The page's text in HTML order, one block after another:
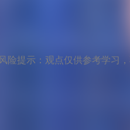
风险提示：观点仅供参考学习